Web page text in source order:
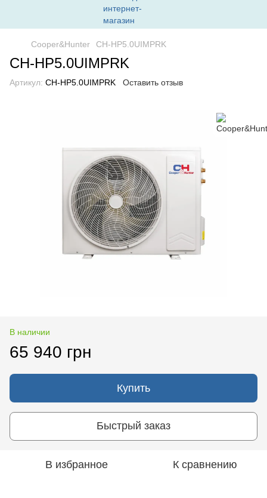
Cooper&Hunter CH-HP5.0UIMPRK
CH-HP5.0UIMPRK
Артикул: CH-HP5.0UIMPRK Оставить отзыв
В наличии
65 940 грн
Купить
Быстрый заказ
В избранное К сравнению